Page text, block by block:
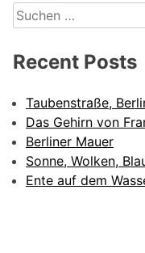
Suchen
nach:
Recent Posts
Taubenstraße,
Das Gehirn von
Berliner Mauer
Sonne, Wolken,
Ente auf dem